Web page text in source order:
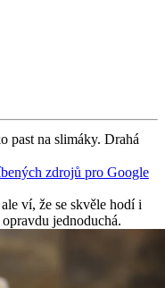
past na slimáky. Drahá
zdrojů pro Google
ví, že se skvěle hodí i
jednoduchá.